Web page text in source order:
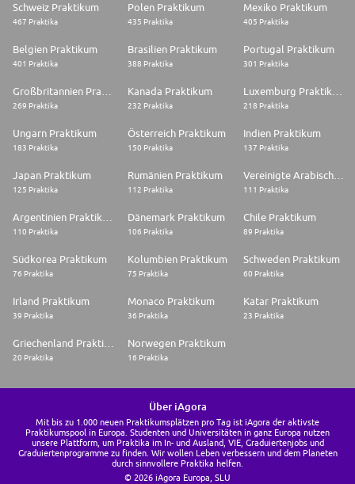
Schweiz Praktikum
467 Praktika
Polen Praktikum
435 Praktika
Mexiko Praktikum
405 Praktika
Belgien Praktikum
401 Praktika
Brasilien Praktikum
388 Praktika
Portugal Praktikum
301 Praktika
269 Praktika
Kanada Praktikum
232 Praktika 218 Praktika
Ungarn Praktikum
183 Praktika
Österreich Praktikum
150 Praktika
Indien Praktikum
137 Praktika
Japan Praktikum
125 Praktika
Rumänien Praktikum
112 Praktika
Vereinigte Arabische Emirate Praktikum
111 Praktika
110 Praktika
Dänemark Praktikum
106 Praktika
Chile Praktikum
89 Praktika
Südkorea Praktikum
76 Praktika
Kolumbien Praktikum
75 Praktika
Schweden Praktikum
60 Praktika
Irland Praktikum
39 Praktika
Monaco Praktikum
36 Praktika
Katar Praktikum
23 Praktika
20 Praktika
Norwegen Praktikum
16 Praktika
Über iAgora
Mit bis zu 1.000 neuen Praktikumsplätzen pro Tag ist iAgora der aktivste
Praktikumspool in Europa. Studenten und Universitäten in ganz Europa nutzen
unsere Plattform, um Praktika im In- und Ausland, VIE, Graduiertenjobs und
Graduiertenprogramme zu finden. Wir wollen Leben verbessern und dem Planeten
durch sinnvollere Praktika helfen.
© 2026 iAgora Europa, SLU